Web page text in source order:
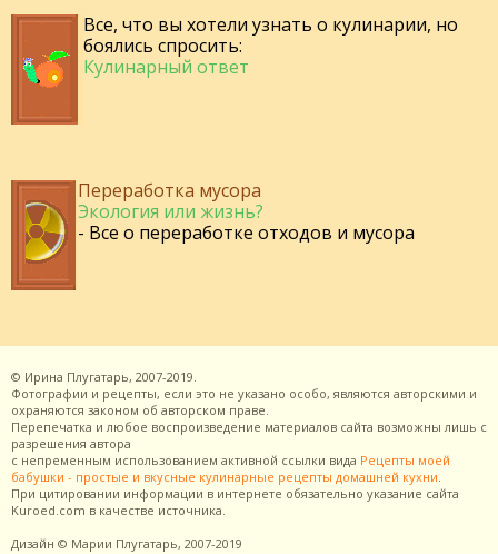
Все, что вы хотели узнать о кулинарии, но
боялись спросить:
Кулинарный ответ
Переработка мусора
Экология или жизнь?
- Все о переработке отходов и мусора
© Ирина Плугатарь, 2007-2019.
Фотографии и рецепты, если это не указано особо, являются авторскими и
охраняются законом об авторском праве.
Перепечатка и любое воспроизведение материалов сайта возможны лишь с
разрешения автора
с непременным использованием активной ссылки вида Рецепты моей
бабушки - простые и вкусные кулинарные рецепты домашней кухни.
При цитировании информации в интернете обязательно указание сайта
Kuroed.com в качестве источника.
Дизайн © Марии Плугатарь, 2007-2019